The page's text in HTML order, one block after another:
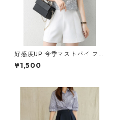
好感度UP 今季マストバイ ファ
ッション 透かし彫り 半袖 Tシ
ャツ m-245
¥1,500